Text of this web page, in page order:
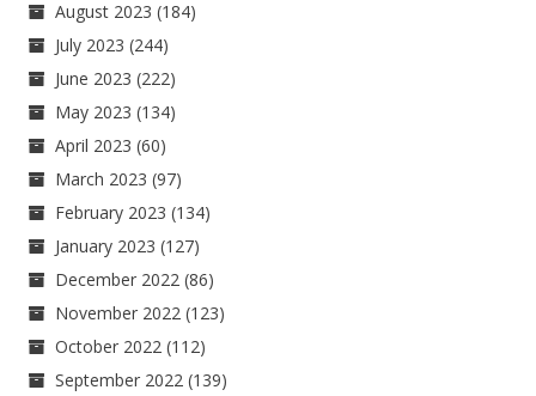
August 2023 (184)
July 2023 (244)
June 2023 (222)
May 2023 (134)
April 2023 (60)
March 2023 (97)
February 2023 (134)
January 2023 (127)
December 2022 (86)
November 2022 (123)
October 2022 (112)
September 2022 (139)